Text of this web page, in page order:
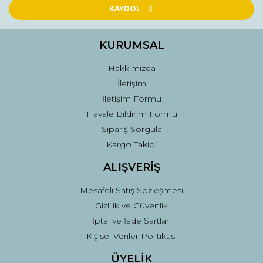
Ürün açıklamasında eksik bilgiler bulunuyor.
Ürün fiyatı diğer sitelerden daha pahalı.
Gönder
KAYDOL
KURUMSAL
Hakkımızda
İletişim
İletişim Formu
Havale Bildirim Formu
Sipariş Sorgula
Kargo Takibi
ALIŞVERİŞ
Mesafeli Satış Sözleşmesi
Gizlilik ve Güvenlik
İptal ve İade Şartları
Kişisel Veriler Politikası
ÜYELİK